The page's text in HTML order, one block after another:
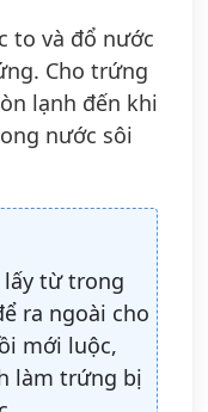
to và đổ nước
Cho trứng
lạnh đến khi
nước sôi
từ trong
ra ngoài cho
mới luộc,
làm trứng bị